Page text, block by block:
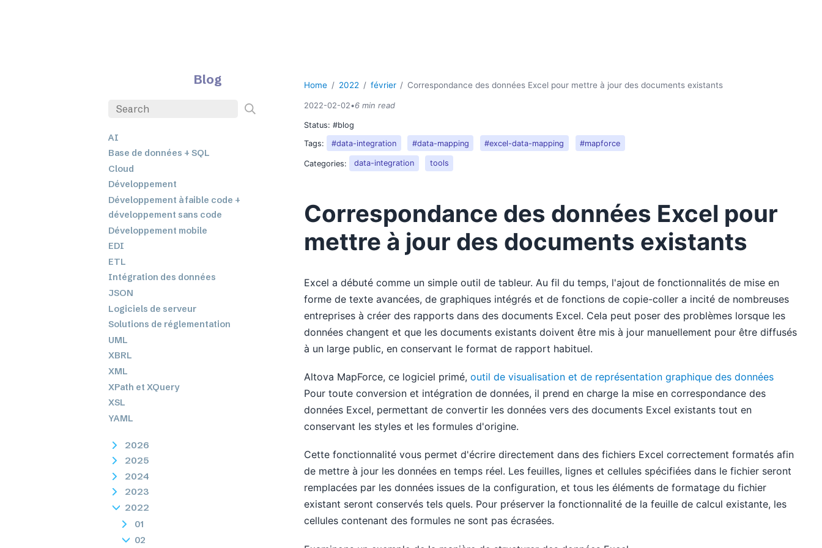
Blog
AI
Base de données + SQL
Cloud
Développement
Développement à faible code +
développement sans code
Développement mobile
EDI
ETL
Intégration des données
JSON
Logiciels de serveur
Solutions de réglementation
UML
XBRL
XML
XPath et XQuery
XSL
YAML
2026
2025
2024
2023
2022
01
02
Home 2022 février Correspondance des données Excel pour mettre à jour des documents existants
2022-02-02•6 min read
Status:#blog
Tags:
#data-integration #data-mapping #excel-data-mapping #mapforce
Categories: data-integration tools
Correspondance des données Excel pour
mettre à jour des documents existants
Excel a débuté comme un simple outil de tableur. Au fil du temps, l'ajout de fonctionnalités de mise en
forme de texte avancées, de graphiques intégrés et de fonctions de copie-coller a incité de nombreuses
entreprises à créer des rapports dans des documents Excel. Cela peut poser des problèmes lorsque les
données changent et que les documents existants doivent être mis à jour manuellement pour être diffusés
à un large public, en conservant le format de rapport habituel.
Altova MapForce, ce logiciel primé,outil de visualisation et de représentation graphique des données
Pour toute conversion et intégration de données, il prend en charge la mise en correspondance des
données Excel, permettant de convertir les données vers des documents Excel existants tout en
conservant les styles et les formules d'origine.
Cette fonctionnalité vous permet d'écrire directement dans des fichiers Excel correctement formatés afin
de mettre à jour les données en temps réel. Les feuilles, lignes et cellules spécifiées dans le fichier seront
remplacées par les données issues de la configuration, et tous les éléments de formatage du fichier
existant seront conservés tels quels. Pour préserver la fonctionnalité de la feuille de calcul existante, les
cellules contenant des formules ne sont pas écrasées.